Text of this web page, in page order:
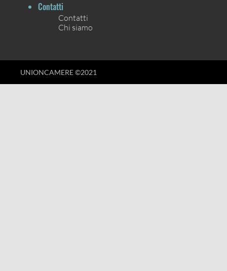
Contatti
Contatti
Chi siamo
UNIONCAMERE ©2021